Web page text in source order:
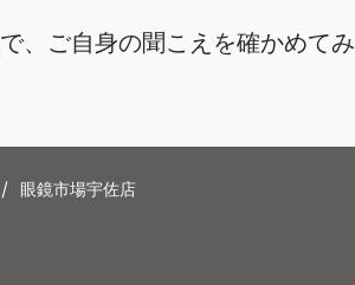
で、ご自身の聞こえを確かめてみ
/ 眼鏡市場宇佐店